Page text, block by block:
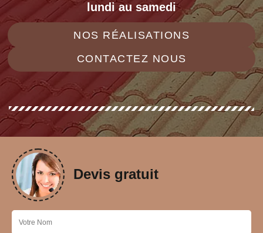
lundi au samedi
NOS RÉALISATIONS
CONTACTEZ NOUS
Devis gratuit